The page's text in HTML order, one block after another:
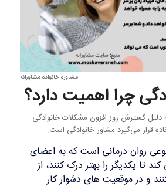
مشاوره خانواده مشاورانه
چرا اهمیت دارد؟
دلیل گسترش روز افزون مشکلات خانوادگی
قرار می‌گیرد مشاور خانوادگی است.
روان درمانی است که به اعضای
تا یکدیگر را بهتر درک کنند، از
و در موقعیت های دشوار کار